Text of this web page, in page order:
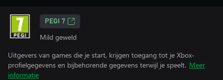
PEGI 7
Mild geweld
Uitgevers van games die je start, krijgen toegang tot je Xbox-
profielgegevens en bijbehorende gegevens terwijl je speelt. Meer
informatie